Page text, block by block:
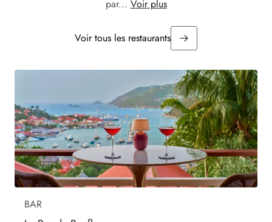
par... Voir plus
Voir tous les restaurants
BAR